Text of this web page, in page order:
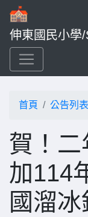
伸東國民小學
首頁 公告列表
賀！
加114
國溜